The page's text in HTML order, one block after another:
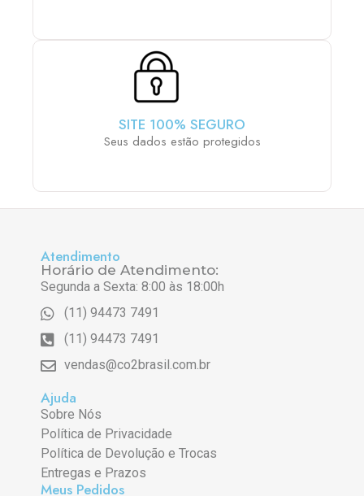
SITE 100% SEGURO
Seus dados estão protegidos
Atendimento
Horário de Atendimento:
Segunda a Sexta: 8:00 às 18:00h
(11) 94473 7491
(11) 94473 7491
vendas@co2brasil.com.br
Ajuda
Sobre Nós
Política de Privacidade
Política de Devolução e Trocas
Entregas e Prazos
Meus Pedidos